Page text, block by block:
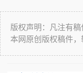
版权声明：凡注有稿
本网原创版权稿件，